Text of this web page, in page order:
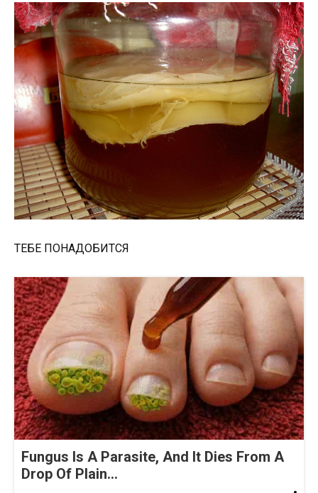
ТЕБЕ ПОНАДОБИТСЯ
Fungus Is A Parasite, And It Dies From A
Drop Of Plain...